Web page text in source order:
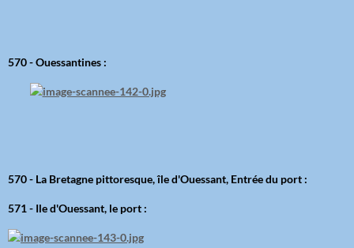
570 - Ouessantines :
570 - La Bretagne pittoresque, île d'Ouessant, Entrée du port :
571 - Ile d'Ouessant, le port :